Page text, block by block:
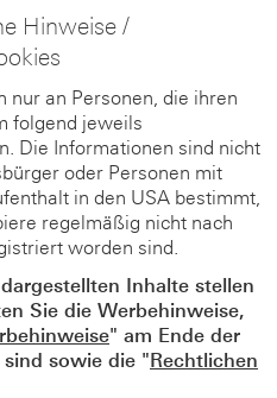
Hinweise /
nur an Personen, die ihren
folgend jeweils
Die Informationen sind nicht
oder Personen mit
in den USA bestimmt,
regelmäßig nicht nach
worden sind.
Inhalte stellen
Sie die Werbehinweise,
" am Ende der
sowie die "Rechtlichen